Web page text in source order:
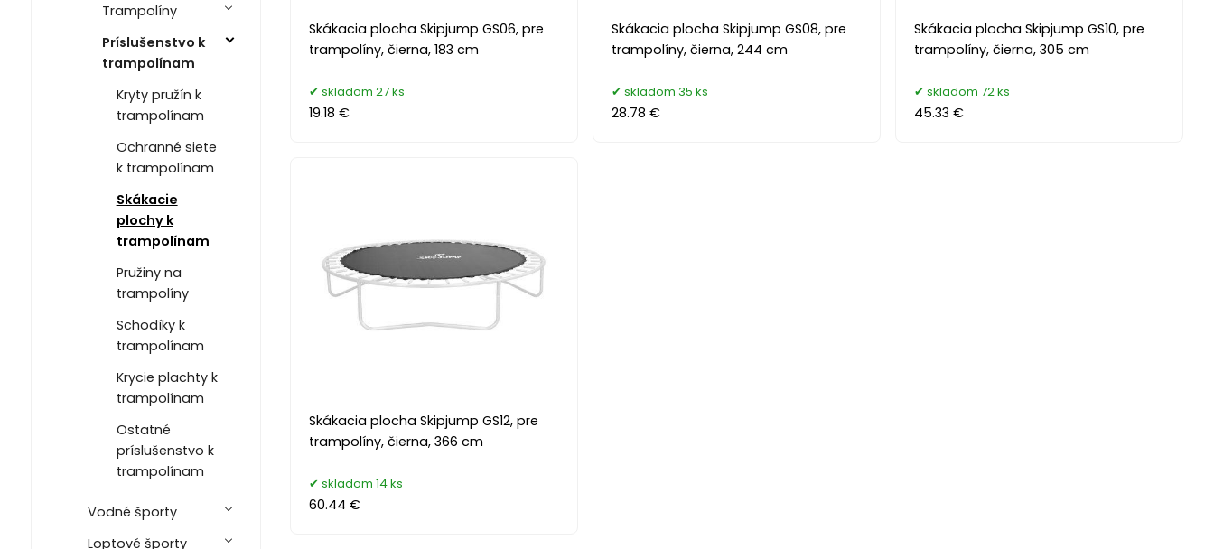
Trampolíny
Príslušenstvo k
trampolínam
Kryty pružín k
trampolínam
Ochranné siete
k trampolínam
Skákacie
plochy k
trampolínam
Pružiny na
trampolíny
Schodíky k
trampolínam
Krycie plachty k
trampolínam
Ostatné
príslušenstvo k
trampolínam
Vodné športy
Loptové športy
Skákacia plocha Skipjump GS06, pre
trampolíny, čierna, 183 cm
skladom 27 ks
19.18 €
Skákacia plocha Skipjump GS08, pre
trampolíny, čierna, 244 cm
skladom 35 ks
28.78 €
Skákacia plocha Skipjump GS10, pre
trampolíny, čierna, 305 cm
skladom 72 ks
45.33 €
Skákacia plocha Skipjump GS12, pre
trampolíny, čierna, 366 cm
skladom 14 ks
60.44 €